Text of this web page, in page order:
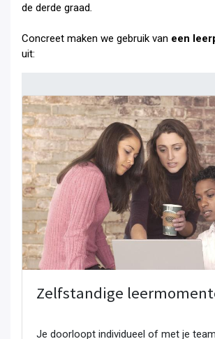
de derde graad
Concreet maken we gebruik van een
uit:
Zelfstandige
Je doorloopt individueel of met je